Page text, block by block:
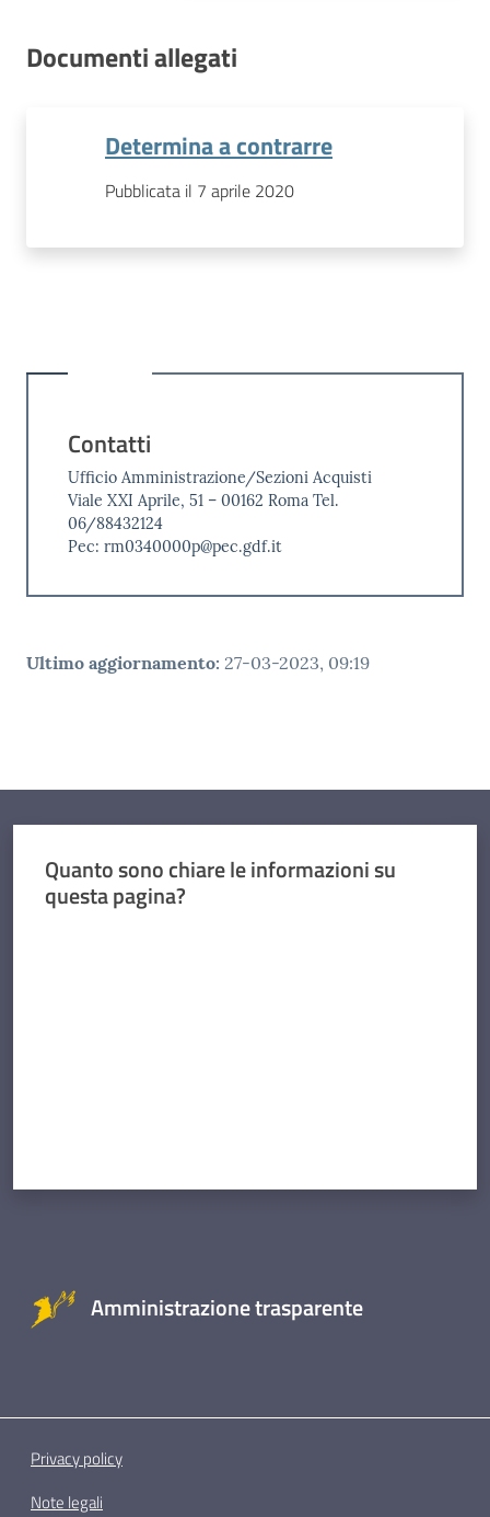
Documenti allegati
Determina a contrarre
Pubblicata il 7 aprile 2020
Contatti
Ufficio Amministrazione/Sezioni Acquisti
Viale XXI Aprile, 51 – 00162 Roma Tel.
06/88432124
Pec: rm0340000p@pec.gdf.it
Ultimo aggiornamento: 27-03-2023, 09:19
Quanto sono chiare le informazioni su
questa pagina?
Amministrazione trasparente
Privacy policy
Note legali